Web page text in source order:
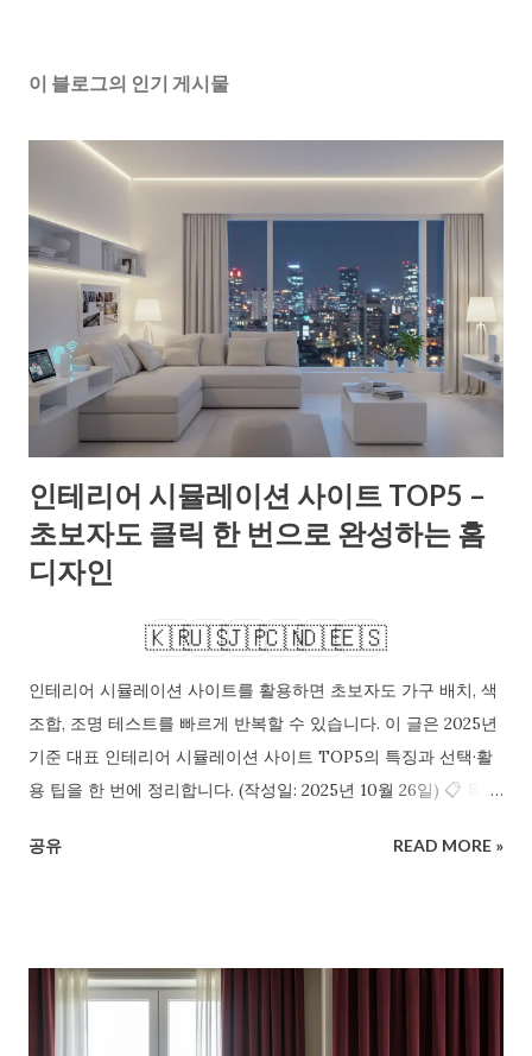
이 블로그의 인기 게시물
인테리어 시뮬레이션 사이트 TOP5 –
초보자도 클릭 한 번으로 완성하는 홈
디자인
🇰🇷🇺🇸🇯🇵🇨🇳🇩🇪🇪🇸
인테리어 시뮬레이션 사이트를 활용하면 초보자도 가구 배치, 색
조합, 조명 테스트를 빠르게 반복할 수 있습니다. 이 글은 2025년
기준 대표 인테리어 시뮬레이션 사이트 TOP5의 특징과 선택·활
용 팁을 한 번에 정리합니다. (작성일: 2025년 10월 26일) 📋 목차
도별 베스트 ✓ 예산·자재·치수: 실전 전 점검 리스트 ✓ 초보자 실
가 줄어들까요? A. 공사 전 가정을 빠르게 검증할수록 시행착오
가 크게 줄어듭니다. 정확한 치수·가구 스케일링·동선 테스트를
공유 READ MORE »